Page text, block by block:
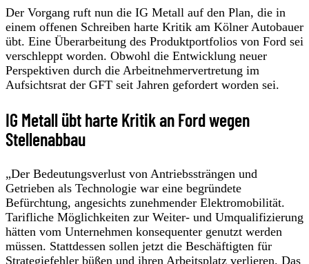
Der Vorgang ruft nun die IG Metall auf den Plan, die in
einem offenen Schreiben harte Kritik am Kölner Autobauer
übt. Eine Überarbeitung des Produktportfolios von Ford sei
verschleppt worden. Obwohl die Entwicklung neuer
Perspektiven durch die Arbeitnehmervertretung im
Aufsichtsrat der GFT seit Jahren gefordert worden sei.
IG Metall übt harte Kritik an Ford wegen
Stellenabbau
„Der Bedeutungsverlust von Antriebssträngen und
Getrieben als Technologie war eine begründete
Befürchtung, angesichts zunehmender Elektromobilität.
Tarifliche Möglichkeiten zur Weiter- und Umqualifizierung
hätten vom Unternehmen konsequenter genutzt werden
müssen. Stattdessen sollen jetzt die Beschäftigten für
Strategiefehler büßen und ihren Arbeitsplatz verlieren. Das